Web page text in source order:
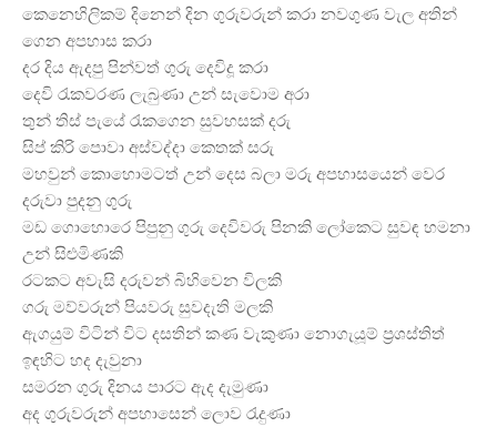
කෙනෙහිලිකම් දිනෙන් දින ගුරුවරුන් කරා නවගුණ වැල අතින්
ගෙන අපහාස කරා
දර දිය ඇදපු පින්වත් ගුරු දෙවිදූ කරා
දෙවි රැකවරණ ලැබුණා උන් සැවොම අරා
තුන් තිස් පැයේ රැකගෙන සුවහසක් දරු
සිප් කිරි පොවා අස්වද්දා කෙතක් සරු
මහවුන් කොහොමටත් උන් දෙස බලා මරු අපහාසයෙන් වෙර
දරුවා පුදනු ගුරු
මඩ ගොහොරෙ පිපුනු ගුරු දෙවිවරු පිනකි ලෝකෙට සුවඳ හමනා
උන් සිළුමිණකි
රටකට අවැසි දරුවන් බිහිවෙන විලකි
ගරු මව්වරුන් පියවරු සුවදැති මලකි
ඇගයුම් විටින් විට දසතින් කණ වැකුණා නොගැයූම් ප්රශස්තිත්
ඉඳහිට හද දැවුනා
සමරන ගුරු දිනය පාරට ඇද දැමුණා
අද ගුරුවරුන් අපහාසෙන් ලොව රැදුණා